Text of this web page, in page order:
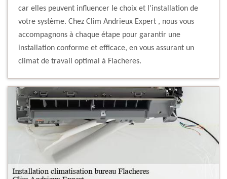
car elles peuvent influencer le choix et l'installation de
votre système. Chez Clim Andrieux Expert , nous vous
accompagnons à chaque étape pour garantir une
installation conforme et efficace, en vous assurant un
climat de travail optimal à Flacheres.